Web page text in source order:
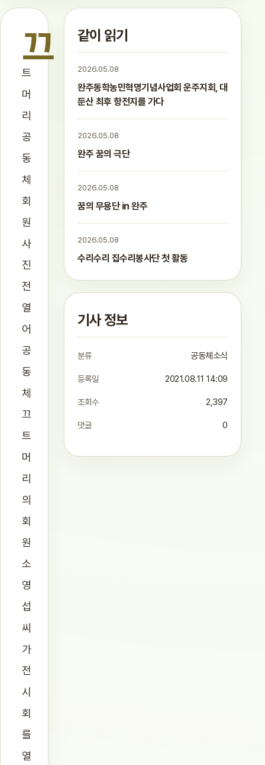
끄
트
머
리
공
동
체
회
원
사
진
전
열
어
공
동
체
끄
트
머
리
의
회
원
소
영
섭
씨
가
전
시
회
를
열
같이 읽기
2026.05.08
완주동학농민혁명기념사업회 운주지회, 대
둔산 최후 항전지를 가다
2026.05.08
완주 꿈의 극단
2026.05.08
꿈의 무용단 in 완주
2026.05.08
수리수리 집수리봉사단 첫 활동
기사 정보
분류 공동체소식
등록일 2021.08.11 14:09
조회수 2,397
댓글 0